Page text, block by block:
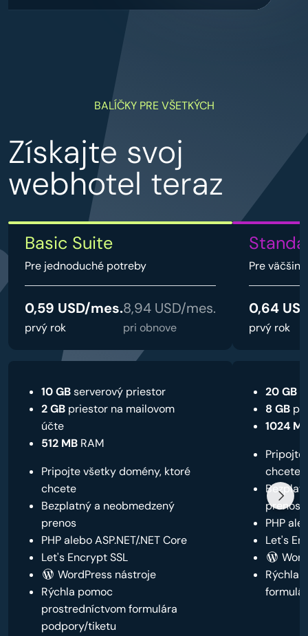
BALÍČKY PRE VŠETKÝCH
Získajte svoj
webhotel teraz
Basic Suite
Pre jednoduché potreby
0,59 USD/mes.
prvý rok
8,94 USD/mes.
pri obnove
10 GBserverový priestor
2 GB priestor na mailovom
účte
512 MB RAM
Pripojte všetky domény, ktoré
chcete
Bezplatný a neobmedzený
prenos
PHP alebo ASP.NET/.NET Core
Let's Encrypt SSL
WordPress nástroje
Rýchla pomoc
prostredníctvom formulára
podpory/tiketu
Pre
0,64
prvý rok
20 GB
8 GB
1024
Pripojte
chcete
prenos
PHP
Let's
Rýchla